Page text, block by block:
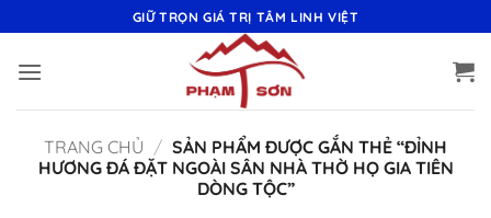
qua
nội
GIỮ TRỌN GIÁ TRỊ TÂM LINH VIỆT
TRANG CHỦ / SẢN PHẨM ĐƯỢC GẮN THẺ “ĐỈNH
HƯƠNG ĐÁ ĐẶT NGOÀI SÂN NHÀ THỜ HỌ GIA TIÊN
DÒNG TỘC”